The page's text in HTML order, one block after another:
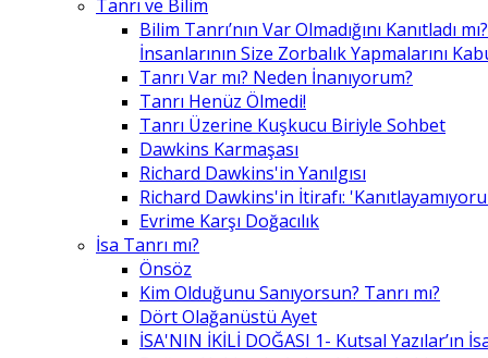
Tanrı ve Bilim
Bilim Tanrı’nın Var Olmadığını Kanıtladı
İnsanlarının Size Zorbalık Yapmalarını
Tanrı Var mı? Neden İnanıyorum?
Tanrı Henüz Ölmedi!
Tanrı Üzerine Kuşkucu Biriyle Sohbet
Dawkins Karmaşası
Richard Dawkins'in Yanılgısı
Richard Dawkins'in İtirafı:
Evrime Karşı Doğacılık
İsa Tanrı mı?
Önsöz
Kim Olduğunu Sanıyorsun? Tanrı mı?
Dört Olağanüstü Ayet
İSA'NIN İKİLİ DOĞASI 1- Kutsal Yazılar’ın